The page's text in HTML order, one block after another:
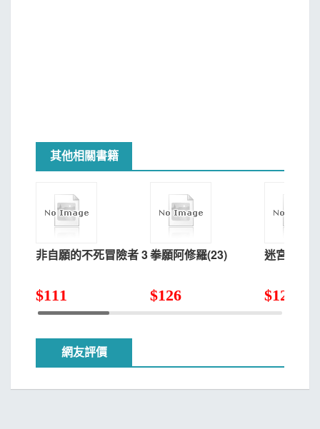
其他相關書籍
非自願的不死冒險者 3
$111
拳願阿修羅(23)
$126
迷宮飯(10)
$126
網友評價